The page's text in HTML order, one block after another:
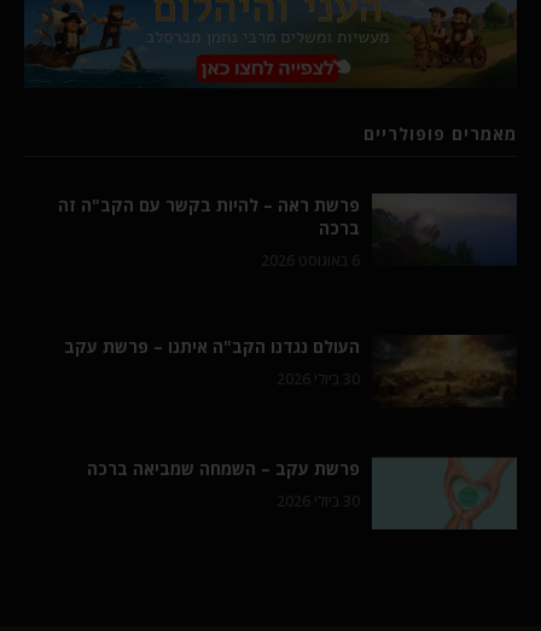
מאמרים פופולריים
פרשת ראה – להיות בקשר עם הקב"ה זה
ברכה
6 באוגוסט 2026
העולם נגדנו הקב"ה איתנו – פרשת עקב
30 ביולי 2026
פרשת עקב – השמחה שמביאה ברכה
30 ביולי 2026